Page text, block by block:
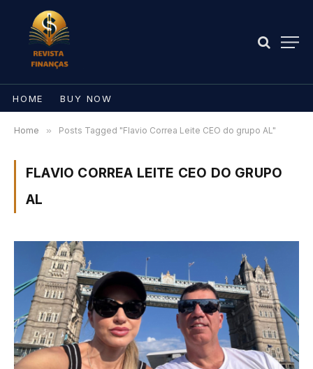
HOME BUY NOW
Home » Posts Tagged "Flavio Correa Leite CEO do grupo AL"
FLAVIO CORREA LEITE CEO DO GRUPO
AL